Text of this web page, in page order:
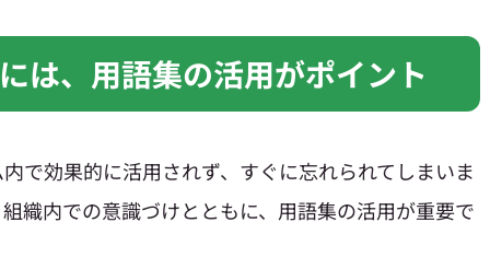
は、用語集の活用がポイント
で効果的に活用されず、すぐに忘れられてしまいま
織内での意識づけとともに、用語集の活用が重要で